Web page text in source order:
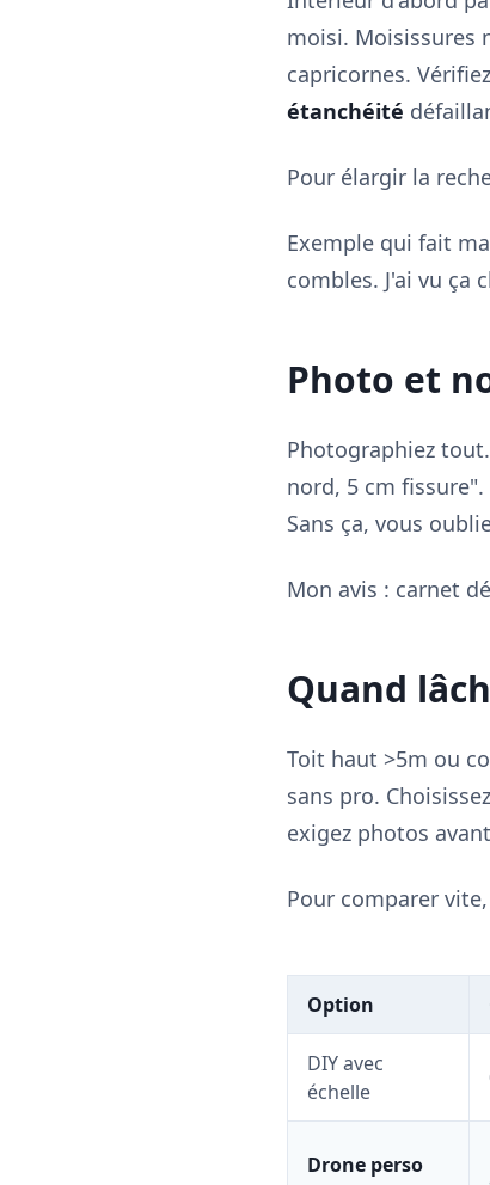
moisi. Moisissures
capricornes.
étanchéité
Pour élargir la
Exemple qui fait
combles. J'ai vu ça
Photo et
Photographiez
nord, 5 cm
Sans ça, vous
Mon avis : carnet
Quand
Toit haut >5m ou
sans pro.
exigez photos
Pour comparer
Option
DIY avec
échelle
Drone perso